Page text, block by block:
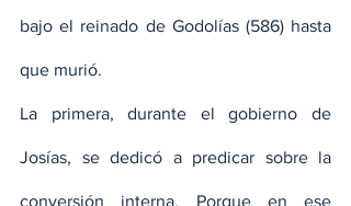
bajo el reinado de Godolías (586) hasta
que murió.
La primera, durante el gobierno de
Josías, se dedicó a predicar sobre la
conversión interna. Porque en ese